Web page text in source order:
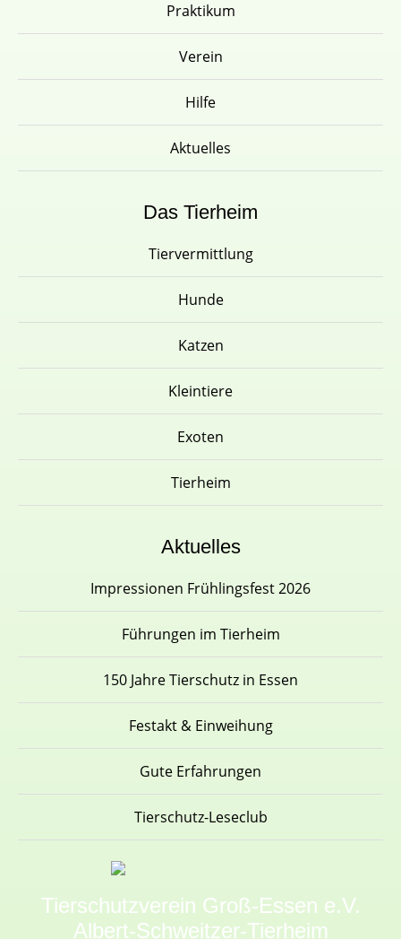
Praktikum
Verein
Hilfe
Aktuelles
Das Tierheim
Tiervermittlung
Hunde
Katzen
Kleintiere
Exoten
Tierheim
Aktuelles
Impressionen Frühlingsfest 2026
Führungen im Tierheim
150 Jahre Tierschutz in Essen
Festakt & Einweihung
Gute Erfahrungen
Tierschutz-Leseclub
Tierschutzverein Groß-Essen e.V.
Albert-Schweitzer-Tierheim